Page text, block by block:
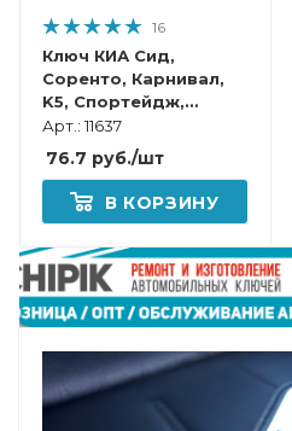
16
Ключ КИА Сид,
Соренто, Карнивал,
K5, Спортейдж,
Селтос, Серато, Соул
смарт корпус
Арт.: 11637
76.7 руб./шт
В КОРЗИНУ